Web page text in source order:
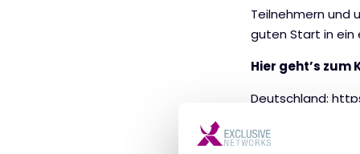
Teilnehmern und
guten Start in ein
Hier geht’s zum
Deutschland:
Österreich